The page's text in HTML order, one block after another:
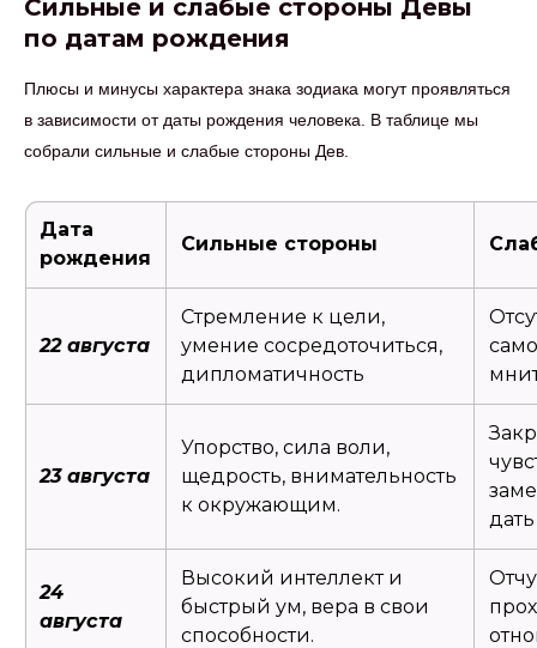
Сильные и слабые стороны Девы
по датам рождения
Плюсы и минусы характера знака зодиака могут проявляться
в зависимости от даты рождения человека. В таблице мы
собрали сильные и слабые стороны Дев.
Дата
рождения
Сильные стороны
22 августа
Стремление к цели,
умение сосредоточиться,
дипломатичность
23 августа
Упорство, сила воли,
щедрость, внимательность
к окружающим.
24
августа
Высокий интеллект и
быстрый ум, вера в свои
способности.